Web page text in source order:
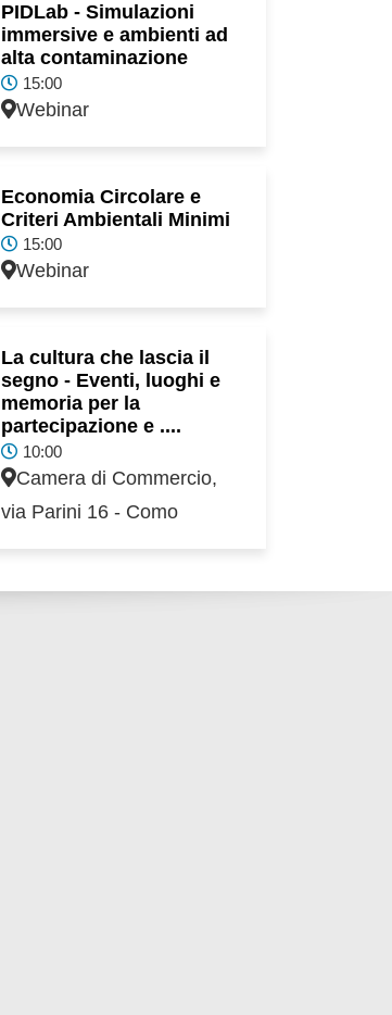
PIDLab - Simulazioni
immersive e ambienti ad
alta contaminazione
15:00
Webinar
Economia Circolare e
Criteri Ambientali Minimi
15:00
Webinar
La cultura che lascia il
segno - Eventi, luoghi e
memoria per la
partecipazione e ....
10:00
Camera di Commercio,
via Parini 16 - Como